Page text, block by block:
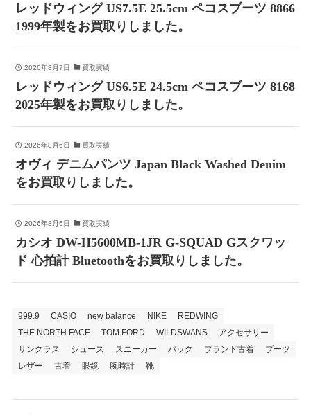
レッドウィング US7.5E 25.5cm ペコスブーツ 8866
1999年製をお買取りしました。
2026年8月7日 買取実績
レッドウィング US6.5E 24.5cm ペコスブーツ 8168
2025年製をお買取りしました。
2026年8月6日 買取実績
オヴィ デニムパンツ Japan Black Washed Denim
をお買取りしました。
2026年8月6日 買取実績
カシオ DW-H5600MB-1JR G-SQUAD Gスクワッ
ド 心拍計 Bluetoothをお買取りしました。
999.9 CASIO new balance NIKE
REDWING
THE NORTH FACE
TOM FORD WILDSWANS
アクセサリー
サングラス
シューズ スニーカー バッグ ブランド古着
ブーツ
レザー
古着 眼鏡 腕時計 靴